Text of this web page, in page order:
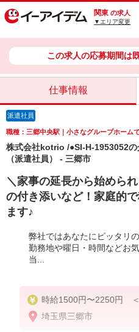
関東 の求人
▼エリア変更
この求人の応募期間は
仕事情報
派遣社員
職種：三郷中央駅｜小さなグループホーム
株式会社kotrio /●SI-H-1953052
（派遣社員） - 三郷市
＼家事の延長から始めら
の付き添いなど！家庭的
ます♪
弊社ではあなたにピッタリ
勤務地や曜日・時間などお
当...
時給1500円〜2250円 ＜
全支給(ガソリン代含む)＞
埼玉県三郷市